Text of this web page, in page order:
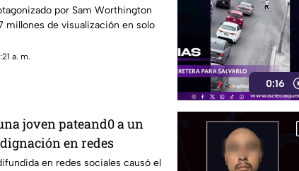
atrapando a millones
por Sam Worthington
millones de visualización en solo
a. m.
0:16
joven pateand0 a un
en redes
en redes sociales causó el